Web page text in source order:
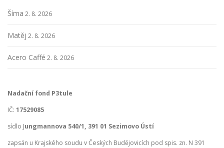
Šíma 2. 8. 2026
Matěj 2. 8. 2026
Acero Caffé 2. 8. 2026
Nadační fond P3tule
IČ: 17529085
sídlo Jungmannova 540/1, 391 01 Sezimovo Ústí
zapsán u Krajského soudu v Českých Budějovicích pod spis. zn. N 391